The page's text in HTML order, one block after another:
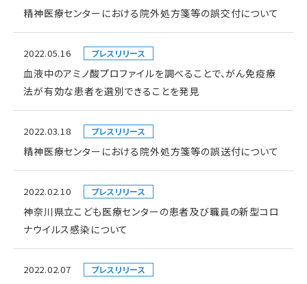
精神医療センターにおける院外処方箋等の誤交付について
2022.05.16 プレスリリース
血液中のアミノ酸プロファイルを調べることで、がん免疫療
法が有効な患者を選別できることを発見
2022.03.18 プレスリリース
精神医療センターにおける院外処方箋等の誤送付について
2022.02.10 プレスリリース
神奈川県立こども医療センターの患者及び職員の新型コロ
ナウイルス感染について
2022.02.07 プレスリリース